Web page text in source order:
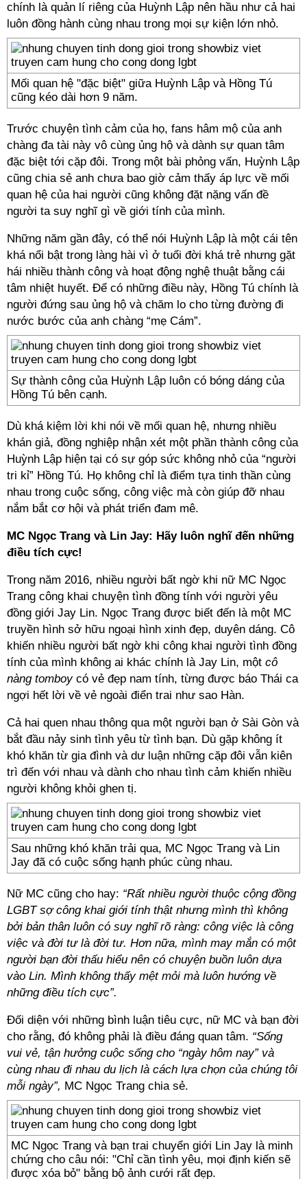
chính là quản lí riêng của Huỳnh Lập nên hầu như cả hai
luôn đồng hành cùng nhau trong mọi sự kiện lớn nhỏ.
Mối quan hệ "đặc biệt" giữa Huỳnh Lập và Hồng Tú
cũng kéo dài hơn 9 năm.
Trước chuyện tình cảm của họ, fans hâm mộ của anh
chàng đa tài này vô cùng ủng hộ và dành sự quan tâm
đặc biệt tới cặp đôi. Trong một bài phỏng vấn, Huỳnh Lập
cũng chia sẻ anh chưa bao giờ cảm thấy áp lực về mối
quan hệ của hai người cũng không đặt nặng vấn đề
người ta suy nghĩ gì về giới tính của mình.
Những năm gần đây, có thể nói Huỳnh Lập là một cái tên
khá nổi bật trong làng hài vì ở tuổi đời khá trẻ nhưng gặt
hái nhiều thành công và hoạt động nghệ thuật bằng cái
tâm nhiệt huyết. Để có những điều này, Hồng Tú chính là
người đứng sau ủng hộ và chăm lo cho từng đường đi
nước bước của anh chàng “mẹ Cám”.
Sự thành công của Huỳnh Lập luôn có bóng dáng của
Hồng Tú bên cạnh.
Dù khá kiệm lời khi nói về mối quan hệ, nhưng nhiều
khán giả, đồng nghiệp nhận xét một phần thành công của
Huỳnh Lập hiện tại có sự góp sức không nhỏ của “người
tri kỉ” Hồng Tú. Họ không chỉ là điểm tựa tinh thần cùng
nhau trong cuộc sống, công việc mà còn giúp đỡ nhau
nắm bắt cơ hội và phát triển đam mê.
MC Ngọc Trang và Lin Jay: Hãy luôn nghĩ đến những
điều tích cực!
Trong năm 2016, nhiều người bất ngờ khi nữ MC Ngọc
Trang công khai chuyện tình đồng tính với người yêu
đồng giới Jay Lin. Ngọc Trang được biết đến là một MC
truyền hình sở hữu ngoại hình xinh đẹp, duyên dáng. Cô
khiến nhiều người bất ngờ khi công khai người tình đồng
tính của mình không ai khác chính là Jay Lin, một cô
nàng tomboycó vẻ đẹp nam tính, từng được báo Thái ca
ngợi hết lời về vẻ ngoài điển trai như sao Hàn.
Cả hai quen nhau thông qua một người bạn ở Sài Gòn và
bắt đầu nảy sinh tình yêu từ tình bạn. Dù gặp không ít
khó khăn từ gia đình và dư luận những cặp đôi vẫn kiên
trì đến với nhau và dành cho nhau tình cảm khiến nhiều
người không khỏi ghen tị.
Sau những khó khăn trải qua, MC Ngọc Trang và Lin
Jay đã có cuộc sống hạnh phúc cùng nhau.
Nữ MC cũng cho hay: “Rất nhiều người thuộc cộng đồng
LGBT sợ công khai giới tính thật nhưng mình thì không
bởi bản thân luôn có suy nghĩ rõ ràng: công việc là công
việc và đời tư là đời tư. Hơn nữa, mình may mắn có một
người bạn đời thấu hiểu nên có chuyện buồn luôn dựa
vào Lin. Mình không thấy mệt mỏi mà luôn hướng về
những điều tích cực”.
Đối diện với những bình luận tiêu cực, nữ MC và bạn đời
cho rằng, đó không phải là điều đáng quan tâm. “Sống
vui vẻ, tận hưởng cuộc sống cho “ngày hôm nay” và
cùng nhau đi nhau du lịch là cách lựa chọn của chúng tôi
mỗi ngày”, MC Ngọc Trang chia sẻ.
MC Ngọc Trang và bạn trai chuyển giới Lin Jay là minh
chứng cho câu nói: "Chỉ cần tình yêu, mọi định kiến sẽ
được xóa bỏ" bằng bộ ảnh cưới rất đẹp.